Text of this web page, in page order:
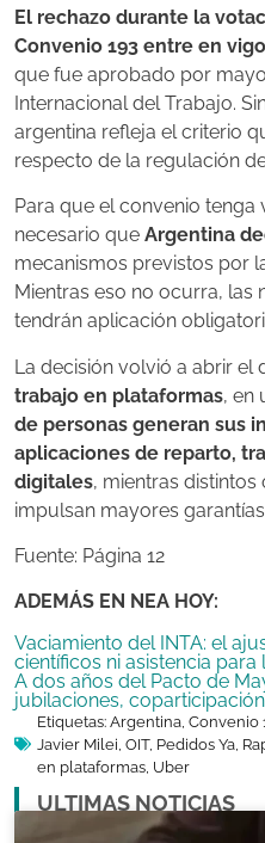
El rechazo durante la
Convenio 193 entre en
que fue aprobado por
Internacional del Trabajo.
argentina refleja el criterio
respecto de la regulación
Para que el convenio tenga
necesario que Argentina
mecanismos previstos por
Mientras eso no ocurra, las
tendrán aplicación
La decisión volvió a abrir el
trabajo en plataformas, en
de personas generan sus
aplicaciones de reparto,
digitales, mientras
impulsan mayores
Fuente: Página 12
ADEMÁS EN NEA HOY:
Vaciamiento del INTA: el
científicos ni asistencia
A dos años del Pacto de
jubilaciones,
Etiquetas: Argentina Convenio
Javier Milei OIT, Pedidos Ya
en plataformas Uber
ULTIMAS NOTICIAS